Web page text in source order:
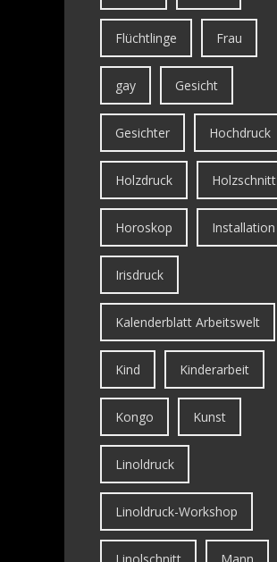
Flüchtlinge Frau
gay Gesicht
Gesichter Hochdruck
Holzdruck Holzschnitt
Horoskop Installation
Irisdruck
Kalenderblatt Arbeitswelt
Kind Kinderarbeit
Kongo Kunst
Linoldruck
Linoldruck-Workshop